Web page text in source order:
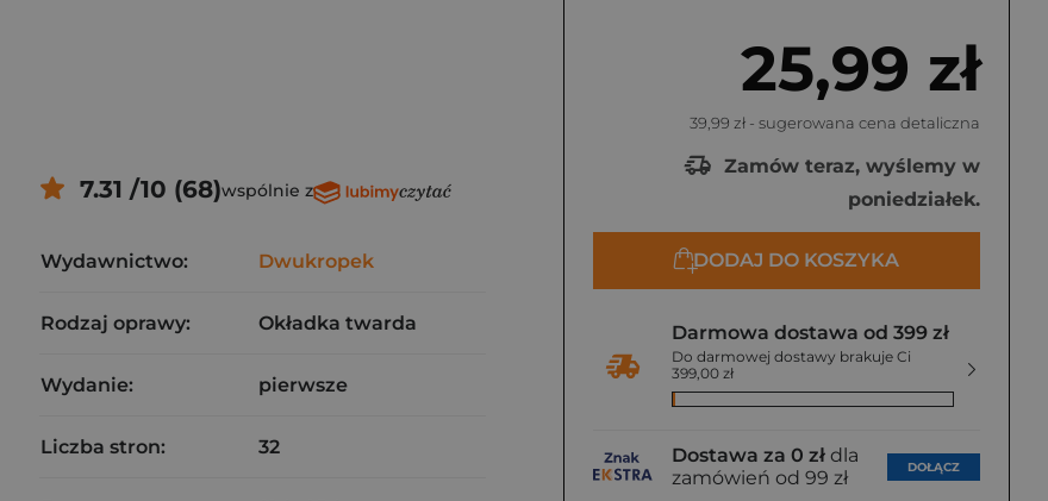
25,99 zł
39,99 zł - sugerowana cena detaliczna
Zamów teraz, wyślemy w
poniedziałek.
DODAJ DO KOSZYKA
Darmowa dostawa od 399 zł
Do darmowej dostawy brakuje Ci
399,00 zł
Dostawa za 0 zł dla
zamówień od 99 zł
DOŁĄCZ
7.31 /10 (68)wspólnie z
Wydawnictwo: Dwukropek
Rodzaj oprawy: Okładka twarda
Wydanie: pierwsze
Liczba stron: 32